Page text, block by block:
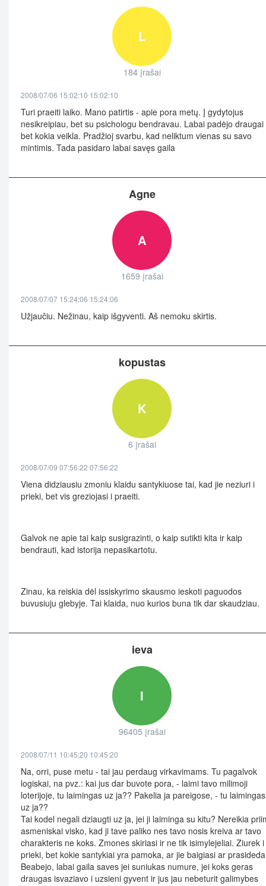
L
184 įrašai
2008/07/06 15:02:10 15:02:10
Turi praeiti laiko. Mano patirtis - apie pora metų. Į gydytojus
nesikreipiau, bet su psichologu bendravau. Labai padėjo draugai
bet kokia veikla. Pradžioj svarbu, kad neliktum vienas su savo
mintimis. Tada pasidaro labai savęs gaila
Agne
A
1659 įrašai
2008/07/07 15:24:06 15:24:06
Užjaučiu. Nežinau, kaip išgyventi. Aš nemoku skirtis.
kopustas
K
6 įrašai
2008/07/09 07:56:22 07:56:22
Viena didziausiu zmoniu klaidu santykiuose tai, kad jie neziuri i
prieki, bet vis greziojasi i praeiti.
Galvok ne apie tai kaip susigrazinti, o kaip sutikti kita ir kaip
bendrauti, kad istorija nepasikartotu.
Zinau, ka reiskia dėl issiskyrimo skausmo ieskoti paguodos
buvusiuju glebyje. Tai klaida, nuo kurios buna tik dar skaudziau.
ieva
I
96405 įrašai
2008/07/11 10:45:20 10:45:20
Na, orri, puse metu - tai jau perdaug virkavimams. Tu pagalvok
logiskai, na pvz.: kai jus dar buvote pora, - laimi tavo milimoji
loterijoje, tu laimingas uz ja?? Pakelia ja pareigose, - tu laimingas
uz ja??
Tai kodel negali dziaugti uz ja, jei ji laiminga su kitu? Nereikia
asmeniskai visko, kad ji tave paliko nes tavo nosis kreiva ar tavo
charakteris ne koks. Zmones skiriasi ir ne tik isimylejeliai. Ziurek i
prieki, bet kokie santykiai yra pamoka, ar jie baigiasi ar
Beabejo, labai gaila saves jei suniukas numure, jei koks geras
draugas isvaziavo i uzsieni gyvent ir jus jau nebeturit galimybes